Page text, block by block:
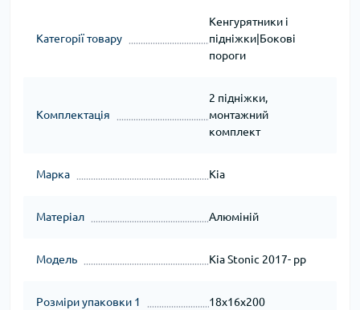
Категорії товару
Кенгурятники і
підніжки|Бокові
пороги
Комплектація
2 підніжки,
монтажний
комплект
Марка Kia
Матеріал Алюміній
Модель Kia Stonic 2017- рр
Розміри упаковки 1 18x16x200